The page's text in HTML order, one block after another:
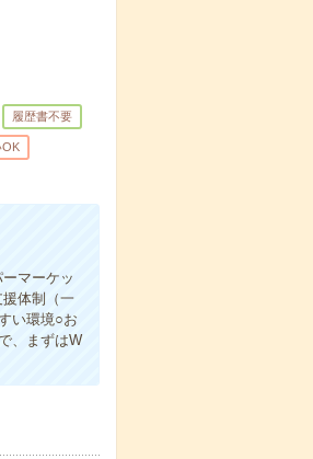
履歴書不要
OK
マーケッ
体制（一
い環境○お
、まずはW